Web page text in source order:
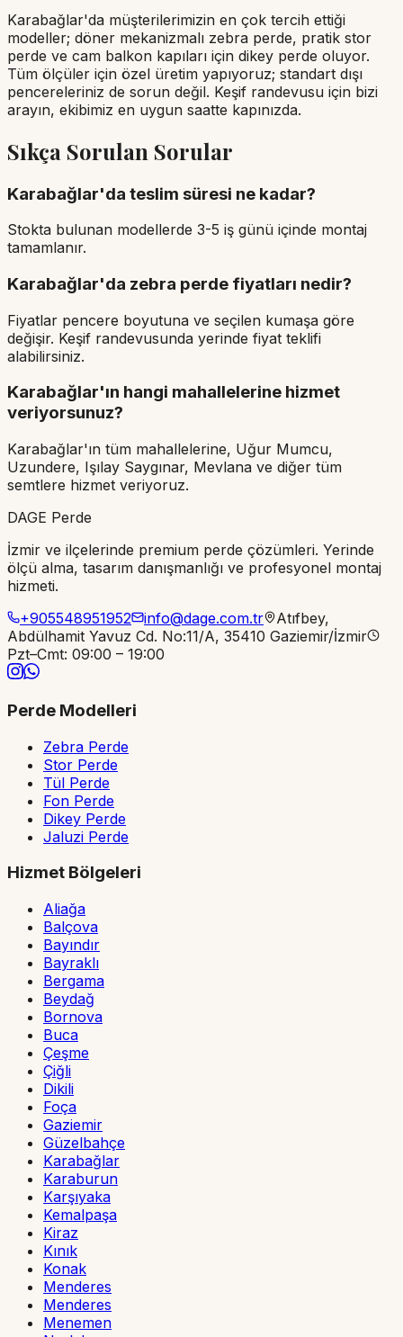
Karabağlar'da müşterilerimizin en çok tercih ettiği
modeller; döner mekanizmalı zebra perde, pratik stor
perde ve cam balkon kapıları için dikey perde oluyor.
Tüm ölçüler için özel üretim yapıyoruz; standart dışı
pencereleriniz de sorun değil. Keşif randevusu için bizi
arayın, ekibimiz en uygun saatte kapınızda.
Sıkça Sorulan Sorular
Karabağlar'da teslim süresi ne kadar?
Stokta bulunan modellerde 3-5 iş günü içinde montaj
tamamlanır.
Karabağlar'da zebra perde fiyatları nedir?
Fiyatlar pencere boyutuna ve seçilen kumaşa göre
değişir. Keşif randevusunda yerinde fiyat teklifi
alabilirsiniz.
Karabağlar'ın hangi mahallelerine hizmet
veriyorsunuz?
Karabağlar'ın tüm mahallelerine, Uğur Mumcu,
Uzundere, Işılay Saygınar, Mevlana ve diğer tüm
semtlere hizmet veriyoruz.
DAGE Perde
İzmir ve ilçelerinde premium perde çözümleri. Yerinde
ölçü alma, tasarım danışmanlığı ve profesyonel montaj
hizmeti.
+905548951952
info@dage.com.tr
Atıfbey,
Abdülhamit Yavuz Cd. No:11/A, 35410 Gaziemir/İzmir
Pzt–Cmt: 09:00 – 19:00
Perde Modelleri
Zebra Perde
Stor Perde
Tül Perde
Fon Perde
Dikey Perde
Jaluzi Perde
Hizmet Bölgeleri
Aliağa
Balçova
Bayındır
Bayraklı
Bergama
Beydağ
Bornova
Buca
Çeşme
Çiğli
Dikili
Foça
Gaziemir
Güzelbahçe
Karabağlar
Karaburun
Karşıyaka
Kemalpaşa
Kiraz
Kınık
Konak
Menderes
Menderes
Menemen